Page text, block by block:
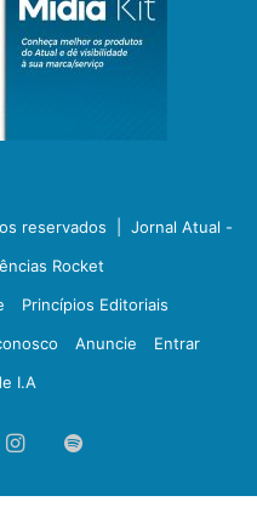
reservados | Jornal Atual -
Rocket
Princípios Editoriais
Anuncie
Entrar
I.A
Instagram
Spotify